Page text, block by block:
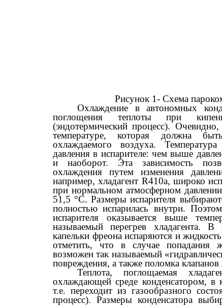
Рисунок 1- Схема
Охлаждение в автономных
поглощения теплоты при
(эндотермический процесс).
температуре, которая должна
охлаждаемого воздуха.
давления в испарителе: чем выше
и наоборот. Эта зависимость
охлаждения путем изменения
например, хладагент R410a, широко
при нормальном атмосферном
51,5 °С. Размеры испарителя
полностью испарилась внутри.
испарителя оказывается выше
называемый перегрев хладагента.
капельки фреона испаряются и
отметить, что в случае попадания
возможен так называемый
повреждения, а также поломка
Теплота, поглощаемая
охлаждающей среде конденсатором, в
т.е. переходит из газообразного
процесс). Размеры конденсатора